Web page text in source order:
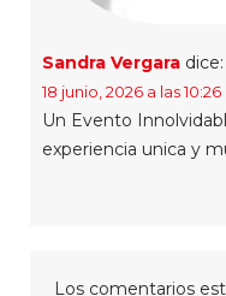
Sandra Vergara dice:
18 junio, 2026 a las 10:26
Un Evento
experiencia unica y
Los comentarios